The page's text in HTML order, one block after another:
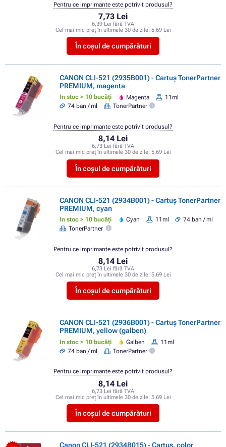
7,73 Lei
6,39 Lei fără TVA
Cel mai mic preț în ultimele 30 de zile: 5,69 Lei
În coșul de cumpărături
Pentru ce imprimante este potrivit produsul?
CANON CLI-521 (2935B001) - Cartuș TonerPartner
PREMIUM, magenta
In stoc > 10 bucăți Magenta
11ml
74 ban / ml
TonerPartner
8,14 Lei
6,73 Lei fără TVA
Cel mai mic preț în ultimele 30 de zile: 5,69 Lei
În coșul de cumpărături
Pentru ce imprimante este potrivit produsul?
CANON CLI-521 (2934B001) - Cartuș TonerPartner
PREMIUM, cyan
In stoc > 10 bucăți Cyan 11ml
74 ban / ml
TonerPartner
8,14 Lei
6,73 Lei fără TVA
Cel mai mic preț în ultimele 30 de zile: 5,69 Lei
În coșul de cumpărături
Pentru ce imprimante este potrivit produsul?
CANON CLI-521 (2936B001) - Cartuș TonerPartner
PREMIUM, yellow (galben)
In stoc > 10 bucăți Galben
11ml
74 ban / ml
TonerPartner
8,14 Lei
6,73 Lei fără TVA
Cel mai mic preț în ultimele 30 de zile: 5,69 Lei
În coșul de cumpărături
Pentru ce imprimante este potrivit produsul?
Canon CLI-521 (2934B015) - Cartuș, color